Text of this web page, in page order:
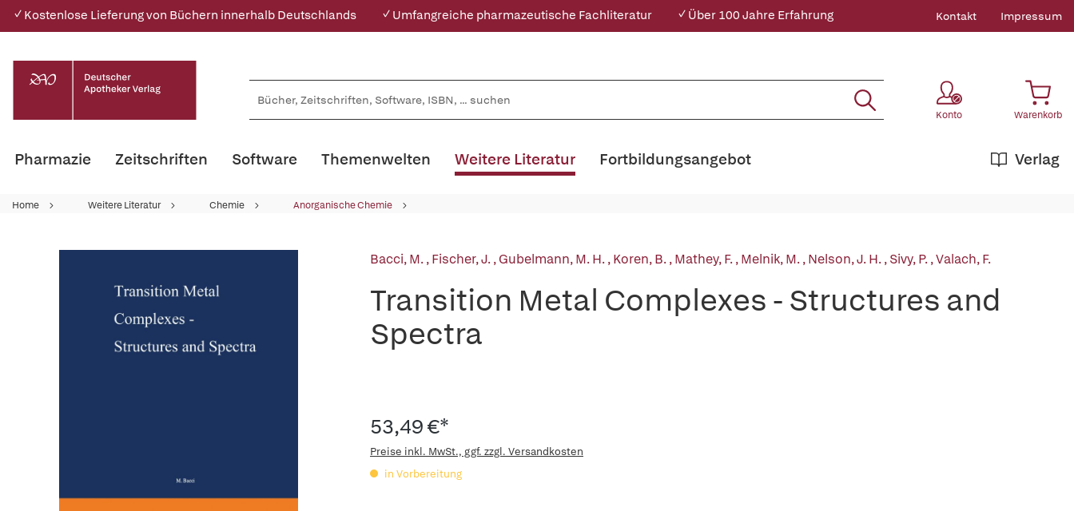
✓ Kostenlose Lieferung von Büchern innerhalb Deutschlands ✓ Umfangreiche pharmazeutische Fachliteratur ✓ Über 100 Jahre Erfahrung Kontakt Impressum
Konto Warenkorb
Pharmazie Zeitschriften Software Themenwelten Weitere Literatur Verlag
Fortbildungsangebot
Home Weitere Literatur Chemie Anorganische Chemie
Bacci, M.,Fischer, J.,Gubelmann, M. H.,Koren, B.,Mathey, F.,Melnik, M.,Nelson, J. H.,Sivy, P.,Valach, F.
Transition Metal Complexes - Structures and
Spectra
53,49 €*
Preise inkl. MwSt., ggf. zzgl. Versandkosten
in Vorbereitung